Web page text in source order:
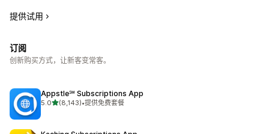
提供试用
订阅
创新购买方式，让新客变常客。
Appstle℠ Subscriptions App
5.0星（满分 5 星）
(8,143)
总共 8143 条评论
•提供免费套餐